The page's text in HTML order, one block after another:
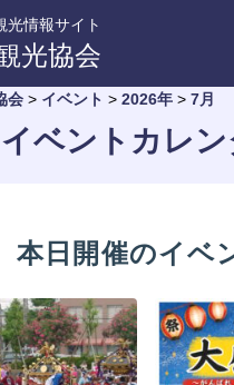
光情報サイト
光協会
会 > イベント > 2026年 > 7月
イベントカレン
本日開催のイベ